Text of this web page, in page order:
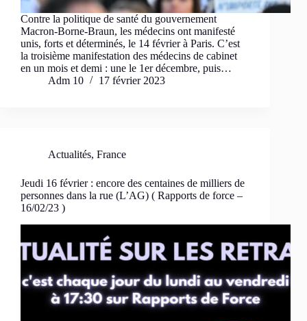
Contre la politique de santé du gouvernement
Macron-Borne-Braun, les médecins ont manifesté
unis, forts et déterminés, le 14 février à Paris. C’est
la troisième manifestation des médecins de cabinet
en un mois et demi : une le 1er décembre, puis…
Adm 10
17 février 2023
Actualités, France
Jeudi 16 février : encore des centaines de milliers de
personnes dans la rue (L’AG) ( Rapports de force –
16/02/23 )